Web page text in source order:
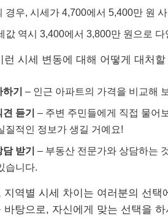
경우, 시세가 4,700에서 5,400만 원
값 역시 3,400에서 3,800만 원으로 다
런 시세 변동에 대해 어떻게 대처
하기 – 인근 아파트의 가격을 비교해
견 듣기 – 주변 주민들에게 직접 물어
질적인 정보가 생길 거예요!
담 받기 – 부동산 전문가와 상담하는
습니다.
지역별 시세 차이는 여러분의 선
바탕으로, 자신에게 맞는 선택을